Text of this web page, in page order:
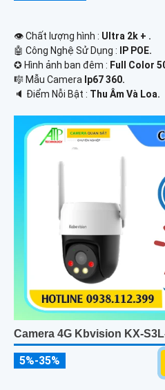
👁 Chất lượng hình : Ultra 2k + .
🤖️ Công Nghệ Sử Dụng :
IP POE.
✪ Hình ảnh ban đêm : Full Color
🎼️ Mẫu Camera Ip67 360.
️🔈 Điểm Nỗi Bật : Thu Âm Và Loa.
Camera 4G Kbvision KX-
5%-35%